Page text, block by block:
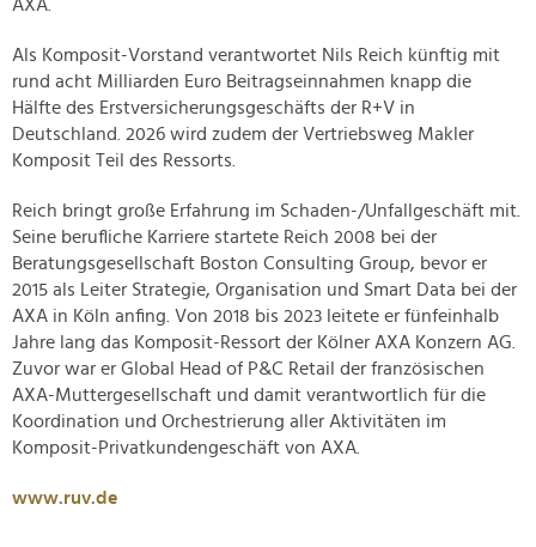
AXA.
Als Komposit-Vorstand verantwortet Nils Reich künftig mit
rund acht Milliarden Euro Beitragseinnahmen knapp die
Hälfte des Erstversicherungsgeschäfts der R+V in
Deutschland. 2026 wird zudem der Vertriebsweg Makler
Komposit Teil des Ressorts.
Reich bringt große Erfahrung im Schaden-/Unfallgeschäft mit.
Seine berufliche Karriere startete Reich 2008 bei der
Beratungsgesellschaft Boston Consulting Group, bevor er
2015 als Leiter Strategie, Organisation und Smart Data bei der
AXA in Köln anfing. Von 2018 bis 2023 leitete er fünfeinhalb
Jahre lang das Komposit-Ressort der Kölner AXA Konzern AG.
Zuvor war er Global Head of P&C Retail der französischen
AXA-Muttergesellschaft und damit verantwortlich für die
Koordination und Orchestrierung aller Aktivitäten im
Komposit-Privatkundengeschäft von AXA.
www.ruv.de